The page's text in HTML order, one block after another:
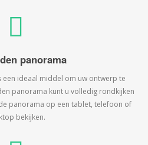
panorama
ideaal middel om uw ontwerp te
panorama kunt u volledig rondkijken
panorama op een tablet, telefoon of
bekijken.